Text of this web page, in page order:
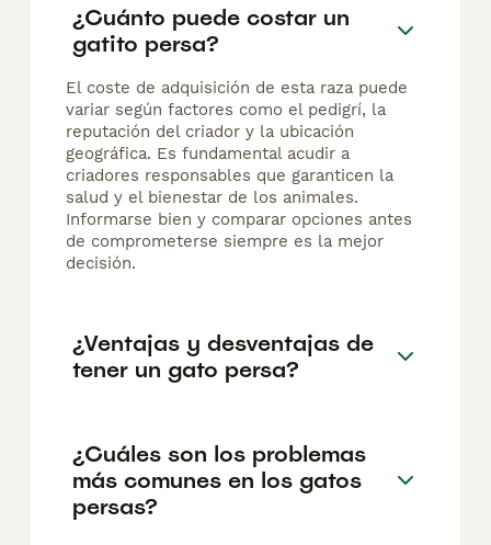
¿Cuánto puede costar un
gatito persa?
El coste de adquisición de esta raza puede
variar según factores como el pedigrí, la
reputación del criador y la ubicación
geográfica. Es fundamental acudir a
criadores responsables que garanticen la
salud y el bienestar de los animales.
Informarse bien y comparar opciones antes
de comprometerse siempre es la mejor
decisión.
¿Ventajas y desventajas de
tener un gato persa?
¿Cuáles son los problemas
más comunes en los gatos
persas?